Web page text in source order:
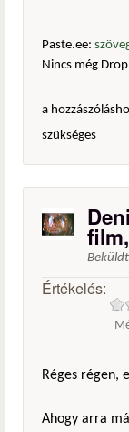
Paste.ee:
Nincs még
a
szükséges
Értékelés:
Réges régen,
Ahogy arra